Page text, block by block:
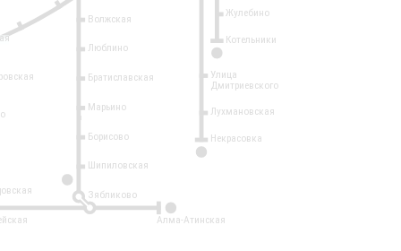
2
Жулебино
Котельники
Волжская
Люблино
Братиславская
Марьино
Борисово
Шипиловская
Зябликово
Алма-Атинская
Улица
Дмитриевского
Лухмановская
Некрасовка